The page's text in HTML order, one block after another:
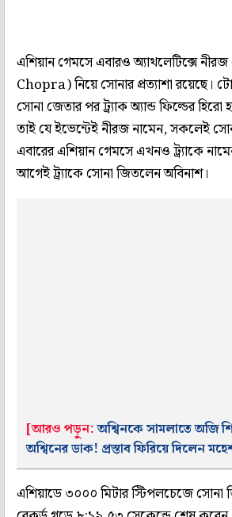
এশিয়ান গেমসে এবারও অ্যাথলেটিক্সে
Chopra) নিয়ে সোনার প্রত্যাশা রয়েছে।
সোনা জেতার পর ট্র্যাক অ্যান্ড ফিল্ডের হিরো
তাই যে ইভেন্টেই নীরজ নামেন, সকলেই
এবারের এশিয়ান গেমসে এখনও ট্র্যাকে
আগেই ট্র্যাকে সোনা জিতলেন অবিনাশ।
[আরও পড়ুন:অশ্বিনকে সামলাতে অজি
অশ্বিনের ডাক! প্রস্তাব ফিরিয়ে দিলেন
এশিয়াডে ৩০০০ মিটার স্টিপলচেজে সোনা